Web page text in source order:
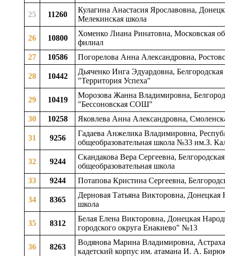
25 11260
Кулагина Анастасия Ярославовна,
Мелекинская школа
26 10800
Хоменко Лиана Ринатовна, Московская
филиал
27
10586 Погорелова Анна Александровна,
28 10442
Дьяченко Инга Эдуардовна,
"Территория Успеха"
29 10419
Морозова Жанна Владимировна,
"Бессоновская СОШ"
30
10258 Яковлева Анна Александровна,
31 9256
Гадаева Анжелика Владимировна,
общеобразовательная школа №33 им.З.
32 9244
Скандакова Вера Сергеевна,
общеобразовательная школа
33
9244 Потапова Кристина Сергеевна,
34 8365
Дерновая Татьяна Викторовна,
школа
35 8312
Белая Елена Викторовна, Донецкая
городского округа Енакиево" №13
36 8263
Водянова Марина Владимировна,
кадетский корпус им. атамана И. А.